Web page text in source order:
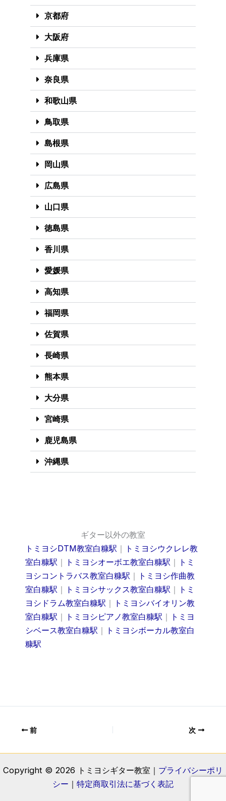
京都府
大阪府
兵庫県
奈良県
和歌山県
鳥取県
島根県
岡山県
広島県
山口県
徳島県
香川県
愛媛県
高知県
福岡県
佐賀県
長崎県
熊本県
大分県
宮崎県
鹿児島県
沖縄県
ギター以外の教室
トミヨシDTM教室白糠駅 ｜ トミヨシウクレレ教
室白糠駅 ｜ トミヨシオーボエ教室白糠駅 ｜ トミ
ヨシコントラバス教室白糠駅 ｜ トミヨシ作曲教
室白糠駅 ｜ トミヨシサックス教室白糠駅 ｜ トミ
ヨシドラム教室白糠駅 ｜ トミヨシバイオリン教
室白糠駅 ｜ トミヨシピアノ教室白糠駅 ｜ トミヨ
シベース教室白糠駅 ｜ トミヨシボーカル教室白
糠駅
前 次
Copyright © 2026 トミヨシギター教室｜ プライバシーポリ
シー ｜ 特定商取引法に基づく表記